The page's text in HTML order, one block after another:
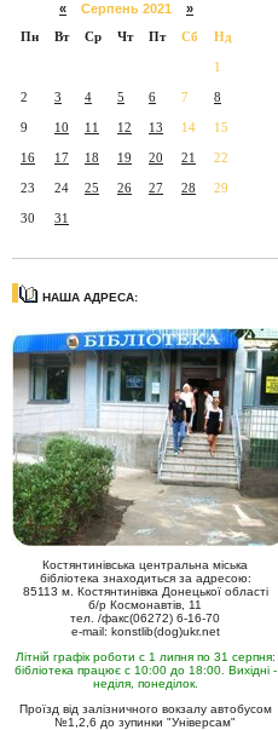
« Серпень 2021 »
Пн
Вт Ср Чт Пт Сб Нд
1
2 3 4 5 6 7 8
9 10 11 12 13 14 15
16 17 18 19 20 21 22
23 24 25 26 27 28 29
30 31
НАША АДРЕСА:
Костянтинівська центральна міська
бібліотека знаходиться за адресою:
85113 м. Костянтинівка Донецької області
б/р Космонавтів, 11
тел. /факс(06272) 6-16-70
e-mail: konstlib(dog)ukr.net
Літній графік роботи с 1 липня по 31 серпня:
бібліотека працює с 10:00 до 18:00. Вихідні -
неділя, понеділок.
Проїзд від залізничного вокзалу автобусом
№1,2,6 до зупинки "Універсам"